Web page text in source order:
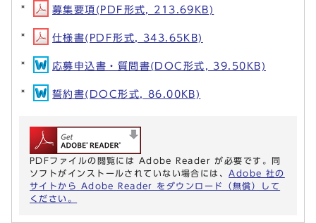
募集要項(PDF形式, 213.69KB)
仕様書(PDF形式, 343.65KB)
応募申込書・質問書(DOC形式, 39.50KB)
誓約書(DOC形式, 86.00KB)
PDFファイルの閲覧には Adobe Reader が必要です。同
ソフトがインストールされていない場合には、 Adobe 社の
サイトから Adobe Reader をダウンロード（無償）して
ください。